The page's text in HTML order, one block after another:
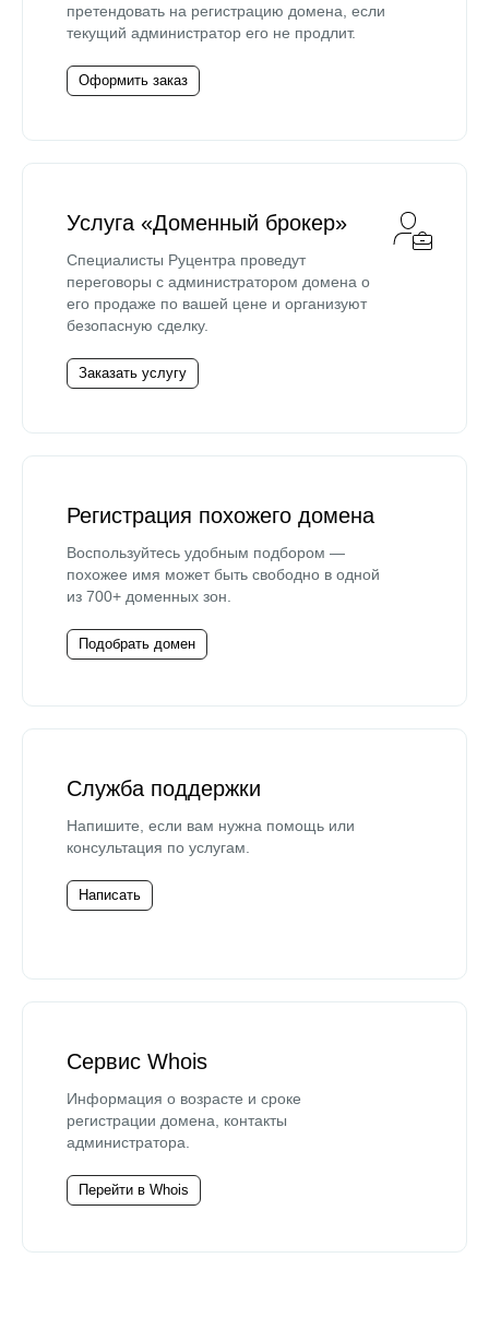
претендовать на регистрацию домена, если
текущий администратор его не продлит.
Оформить заказ
Услуга «Доменный брокер»
Специалисты Руцентра проведут
переговоры с администратором домена о
его продаже по вашей цене и организуют
безопасную сделку.
Заказать услугу
Регистрация похожего домена
Воспользуйтесь удобным подбором —
похожее имя может быть свободно в одной
из 700+ доменных зон.
Подобрать домен
Служба поддержки
Напишите, если вам нужна помощь или
консультация по услугам.
Написать
Сервис Whois
Информация о возрасте и сроке
регистрации домена, контакты
администратора.
Перейти в Whois